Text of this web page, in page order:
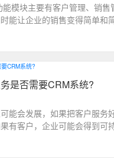
模块主要有客户管理、销售
能让企业的销售变得简单和
的工作效率，具体表现在以下
是否需要CRM系统?
能会发展，如果把客户服务
有客户，企业可能会得到可